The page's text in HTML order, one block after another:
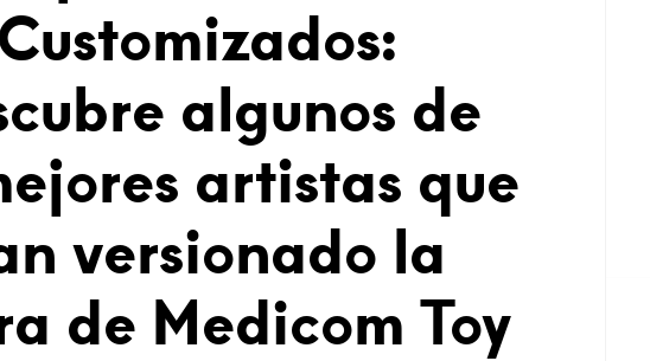
Customizados:
algunos de
artistas que
versionado la
de Medicom Toy